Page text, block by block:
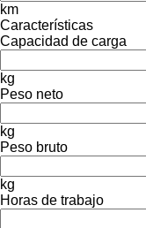
km
Características
Capacidad de carga
kg
Peso neto
kg
Peso bruto
kg
Horas de trabajo